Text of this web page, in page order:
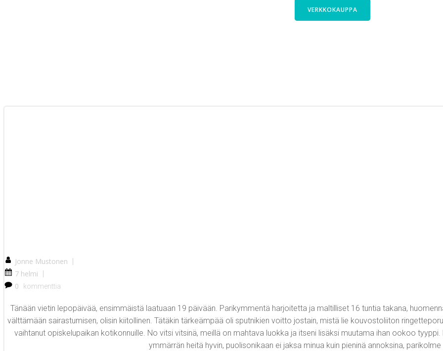
VERKKOKAUPPA
Jonne Mustonen
7 helmi
0
kommenttia
Tänään vietin lepopäivää, ensimmäistä laatuaan 19 päivään. Parikymmentä harjoitetta ja maltilliset 16 tuntia takana,
välttämään sairastumisen, olisin kiitollinen. Tätäkin tärkeämpää oli sputnikien voitto jostain, mistä lie kouvostoliiton
vaihtanut opiskelupaikan kotikonnuille. No vitsi vitsinä, meillä on mahtava luokka ja itseni lisäksi muutama ihan ookoo
ymmärrän heitä hyvin, puolisonikaan ei jaksa minua kuin pieninä annoksina,